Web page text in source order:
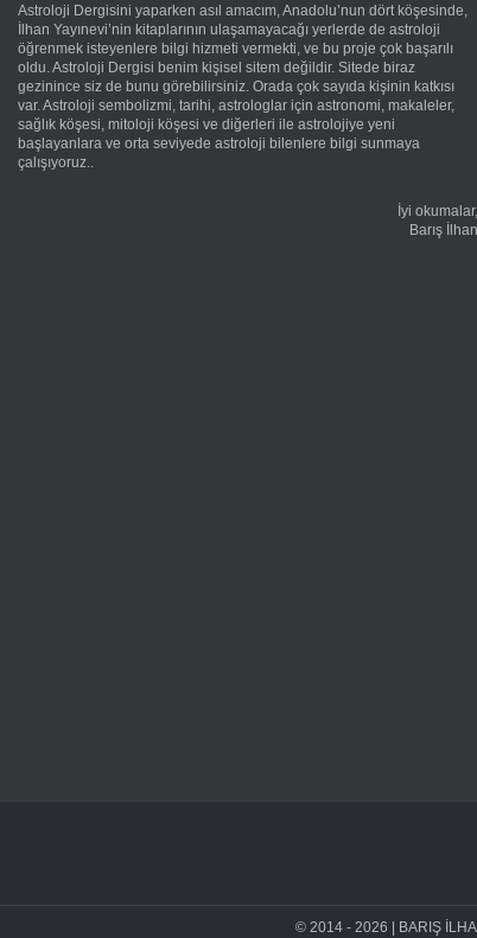
Astroloji Dergisini yaparken asıl amacım, Anadolu’nun dört köşesinde,
İlhan Yayınevi’nin kitaplarının ulaşamayacağı yerlerde de astroloji
öğrenmek isteyenlere bilgi hizmeti vermekti, ve bu proje çok başarılı
oldu. Astroloji Dergisi benim kişisel sitem değildir. Sitede biraz
gezinince siz de bunu görebilirsiniz. Orada çok sayıda kişinin katkısı
var. Astroloji sembolizmi, tarihi, astrologlar için astronomi, makaleler,
sağlık köşesi, mitoloji köşesi ve diğerleri ile astrolojiye yeni
başlayanlara ve orta seviyede astroloji bilenlere bilgi sunmaya
çalışıyoruz..
İyi okumalar,
Barış İlhan
© 2014 - 2026 | BARIŞ